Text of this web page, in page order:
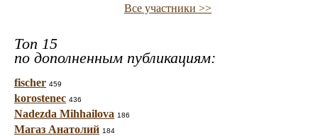
Все участники >>
Топ 15
по дополненным публикациям:
fischer 459
korostenec 436
Nadezda Mihhailova 186
Магаз Анатолий 184